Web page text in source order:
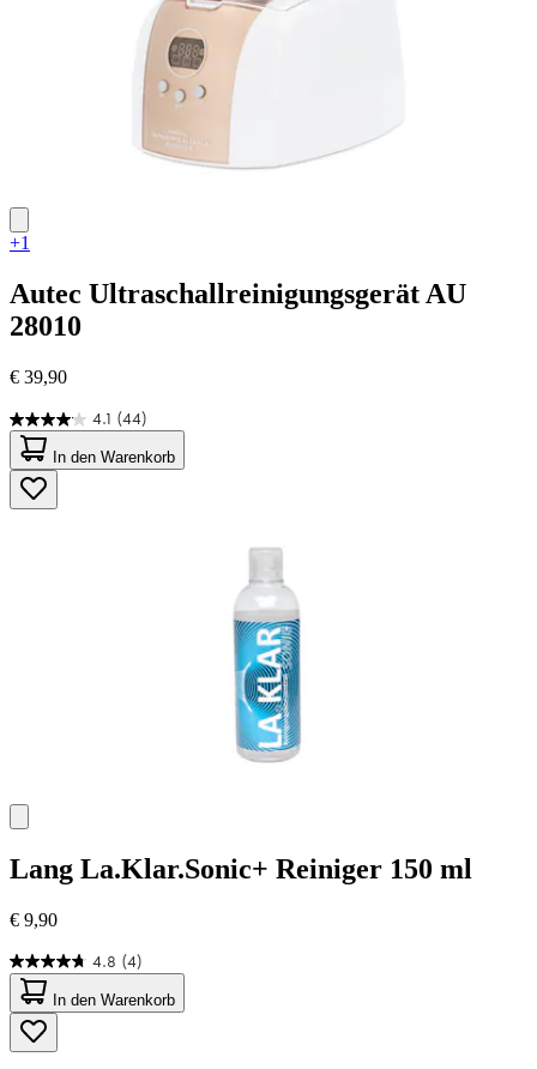
+1
Autec Ultraschallreinigungsgerät AU
28010
€ 39,90
4.1 (44)
4.1
von
5
Sternen.
44
In den Warenkorb
Lang La.Klar.Sonic+ Reiniger 150 ml
€ 9,90
4.8 (4)
4.8
von
5
Sternen.
4
In den Warenkorb